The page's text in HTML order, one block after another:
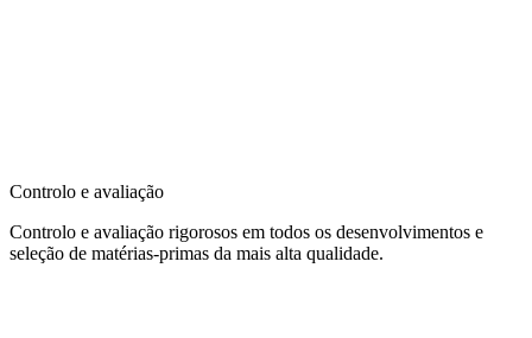
Controlo e avaliação
Controlo e avaliação rigorosos em todos os desenvolvimentos e
seleção de matérias-primas da mais alta qualidade.